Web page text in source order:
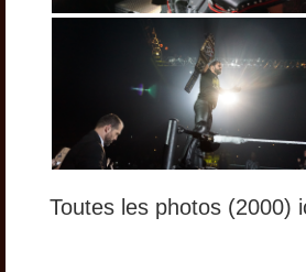
Toutes les photos (2000)